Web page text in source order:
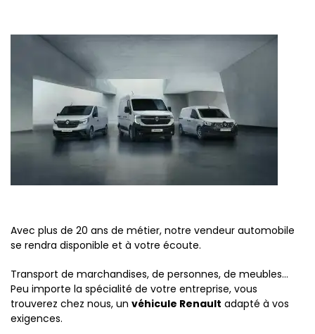
Avec plus de 20 ans de métier, notre vendeur automobile
se rendra disponible et à votre écoute.
Transport de marchandises, de personnes, de meubles…
Peu importe la spécialité de votre entreprise, vous
trouverez chez nous, un véhicule Renault adapté à vos
exigences.